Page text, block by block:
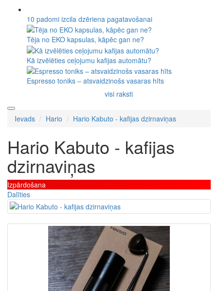
10 padomi izcila dzēriena pagatavošanai
Tēja no EKO kapsulas, kāpēc gan ne?
Kā izvēlēties ceļojumu kafijas automātu?
Espresso toniks – atsvaidzinošs vasaras hīts
visi raksti
Ievads Hario Hario Kabuto - kafijas dzirnaviņas
Hario Kabuto - kafijas
dzirnaviņas
Izpārdošana
Dalīties